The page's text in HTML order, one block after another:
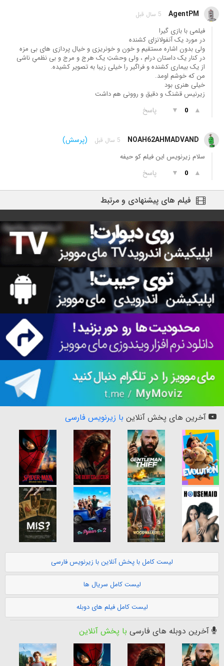
AgentPM 5 سال قبل
فیلمی با بازی گیرا
در مورد یک آنفولانزای کشنده
ولی بدون اشاره مستقیم و خون و خونریزی و خیال پردازی های بی مزه
در کنار یک داستان درام ، ولی وحشتِ یک هرج و مرج و بی نظمیِ ناشی
از یک بیماری کشنده و فراگیر را خیلی زیبا به تصویر کشیده.
من که خوشم اومد.
خیلی هنری بود
زیرنیس قشنگ و دقیق و روونی هم داشت
▲
0
▼ پاسخ
NOAH62AHMADVAND 5 سال قبل (پرسش)
سلام زیرنویس این فیلم کو حیفه
▲
0
▼ پاسخ
فیلم های پیشنهادی و مرتبط
آخرین های پخش آنلاین با زیرنویس فارسی
لیست کامل با پخش آنلاین با زیرنویس فارسی
لیست کامل سریال ها
لیست کامل فیلم های دوبله
آخرین دوبله های فارسی با پخش آنلاین